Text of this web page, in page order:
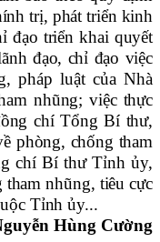
trị, phát triển kinh
đạo triển khai quyết
đạo, chỉ đạo việc
pháp luật của Nhà
nhũng; việc thực
chí Tổng Bí thư,
phòng, chống tham
chí Bí thư Tỉnh ủy,
nhũng, tiêu cực
Tỉnh ủy...
Hùng Cường